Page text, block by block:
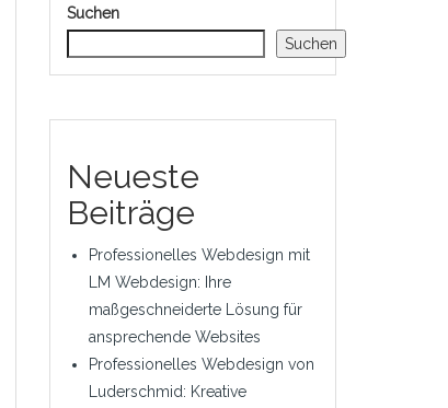
Suchen
Suchen
Neueste
Beiträge
Professionelles Webdesign mit
LM Webdesign: Ihre
maßgeschneiderte Lösung für
ansprechende Websites
Professionelles Webdesign von
Luderschmid: Kreative